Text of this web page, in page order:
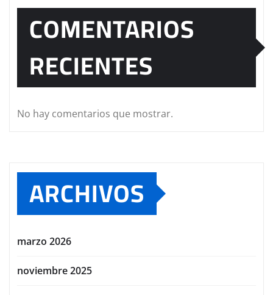
COMENTARIOS
RECIENTES
No hay comentarios que mostrar.
ARCHIVOS
marzo 2026
noviembre 2025